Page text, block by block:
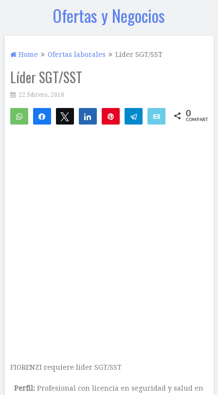
Ofertas y Negocios
Home Ofertas laborales Líder SGT/SST
Líder SGT/SST
22 febrero, 2018
WhatsAppCompartirTwittear Compartir Telegram Email 0
COMPARTIR
FIORENZI requiere líder SGT/SST
Perfil:Profesional con licencia en seguridad y salud en